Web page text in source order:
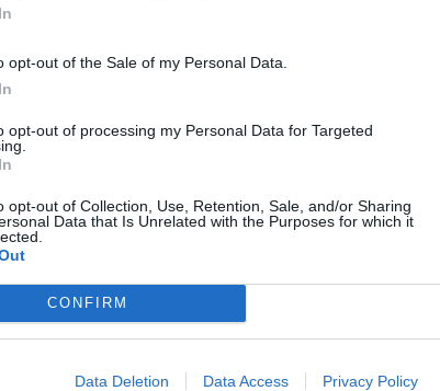
opt-out of the Sale of my Personal Data.
opt-out of processing my Personal Data for Targeted
opt-out of Collection, Use, Retention, Sale, and/or Sharing
Data that Is Unrelated with the Purposes for which it
CONFIRM
Data Deletion Data Access Privacy Policy
και Μητέρας
Ερυθρού Σταυρού τιμώντας τους εορτασμούς της
και Μητέρας, διοργανώνει σχετική εκδήλωση, την
στο πνευματικό κέντρο της πόλης μας.
Μποδοσάκη»